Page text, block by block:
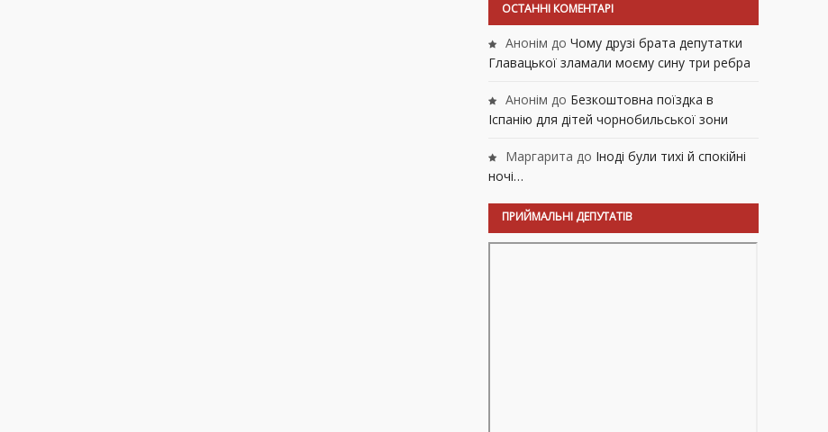
ОСТАННІ КОМЕНТАРІ
Анонім до Чому друзі брата депутатки
Главацької зламали моєму сину три ребра
Анонім до Безкоштовна поїздка в
Іспанію для дітей чорнобильської зони
Маргарита до Іноді були тихі й спокійні
ночі…
ПРИЙМАЛЬНІ ДЕПУТАТІВ